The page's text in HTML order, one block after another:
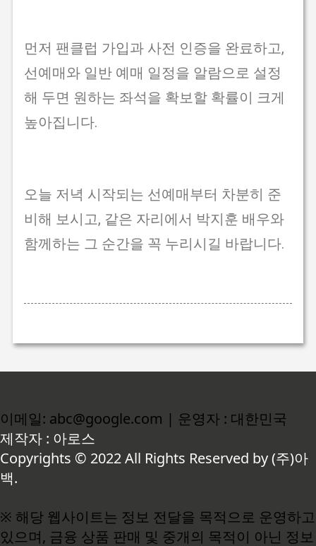
먼저 팬클럽 가입과 사전 인증을 완료하고,
선예매와 일반 예매 일정을 알람으로 설정
해 두면 원하는 좌석을 확보할 확률이 크게
높아집니다.
오늘 저녁 시작되는 선예매부터 차분히 준
비해 보시고, 같은 자리에서 박지훈 배우와
함께하는 그 순간을 꼭 누리시길 바랍니다.
이메일: abc@google.com | 운영자 : 대한민국
제작자 : 아로스
Copyrights © 2022 All Rights Reserved by (주)아
백.
※ 해당 웹사이트는 정보 전달을 목적으로 운영하고
있으며, 금융 상품 판매 및 중개의 목적이 아닌 정보